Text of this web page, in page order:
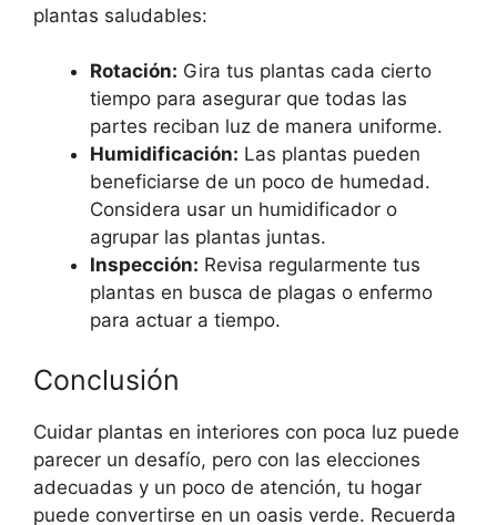
plantas saludables:
Rotación: Gira tus plantas cada cierto
tiempo para asegurar que todas las
partes reciban luz de manera uniforme.
Humidificación: Las plantas pueden
beneficiarse de un poco de humedad.
Considera usar un humidificador o
agrupar las plantas juntas.
Inspección: Revisa regularmente tus
plantas en busca de plagas o enfermo
para actuar a tiempo.
Conclusión
Cuidar plantas en interiores con poca luz puede
parecer un desafío, pero con las elecciones
adecuadas y un poco de atención, tu hogar
puede convertirse en un oasis verde. Recuerda